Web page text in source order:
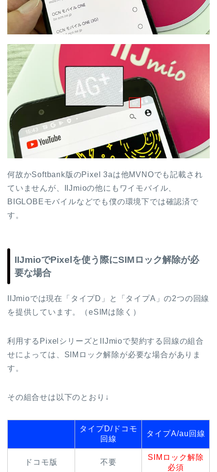
何故かSoftbank版のPixel 3aは他MVNOでも記載され
ていませんが、IIJmioの他にもワイモバイル、
BIGLOBEモバイルなどでも僕の環境下では確認済で
す。
IIJmioでPixelを使う際にSIMロック解除が必
要な場合
IIJmioでは現在「タイプD」と「タイプA」の2つの回線
を提供しています。（eSIMは除く）
利用するPixelシリーズとIIJmioで契約する回線の組合
せによっては、SIMロック解除が必要な場合がありま
す。
その組合せは以下のとおり↓
タイプD/ドコモ
回線
タイプA/au回線
ドコモ版 不要
SIMロック解除
必須